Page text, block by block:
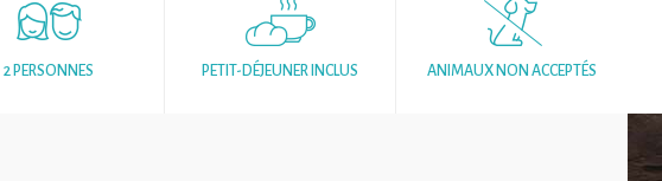
2 PERSONNES PETIT-DÉJEUNER INCLUS ANIMAUX NON ACCEPTÉS